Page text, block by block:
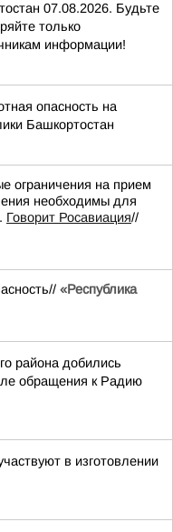
07.08.2026. Будьте
только
информации!
опасность на
Башкортостан
на прием
необходимы для
Говорит Росавиация//
«Республика
района добились
обращения к Радию
в изготовлении